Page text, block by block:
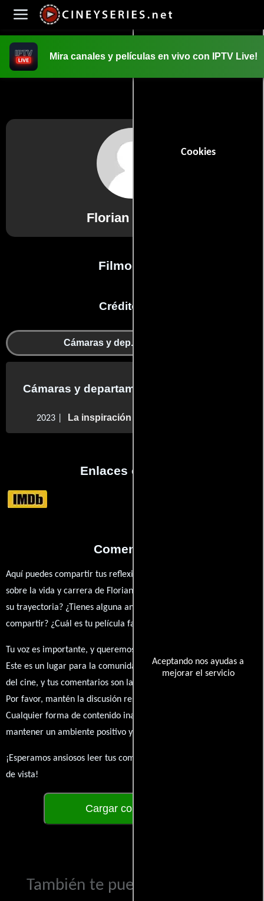
Cookies
Aceptando nos ayudas a
mejorar el servicio
Mira canales y películas en vivo con IPTV Live!
Florian Fischer
Filmografía
Créditos en:
Cámaras y dep. de electricidad
Cámaras y departamento de electricidad
2023 | La inspiración más profunda
Enlaces externos
Comentarios
Aquí puedes compartir tus reflexiones, anécdotas y opiniones
sobre la vida y carrera de Florian Fischer. ¿Qué te ha inspirado de
su trayectoria? ¿Tienes alguna anécdota personal que desees
compartir? ¿Cuál es tu película favorita en la que ha participado?
Tu voz es importante, y queremos escuchar tus pensamientos.
Este es un lugar para la comunidad de admiradores y amantes
del cine, y tus comentarios son la esencia de esta conversación.
Por favor, mantén la discusión respetuosa y constructiva.
Cualquier forma de contenido inapropiado será eliminado para
mantener un ambiente positivo y enriquecedor para todos.
¡Esperamos ansiosos leer tus comentarios y conocer tus puntos
de vista!
Cargar comentarios
También te puede interesar...